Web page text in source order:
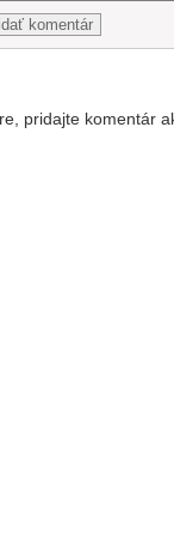
pridajte komentár